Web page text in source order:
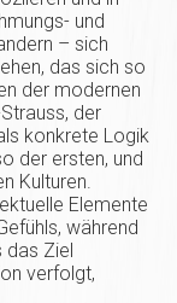
und
– sich
das sich so
der modernen
der
konkrete Logik
der ersten, und
Kulturen.
Elemente
während
Ziel
verfolgt,